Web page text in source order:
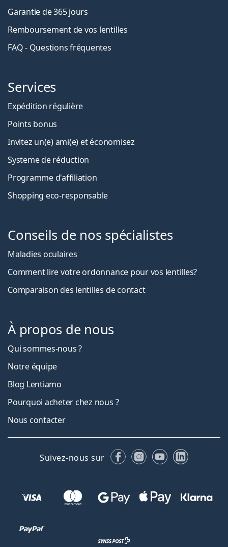
Garantie de 365 jours
Remboursement de vos lentilles
FAQ - Questions fréquentes
Services
Expédition régulière
Points bonus
Invitez un(e) ami(e) et économisez
Systeme de réduction
Programme d'affiliation
Shopping eco-responsable
Conseils de nos spécialistes
Maladies oculaires
Comment lire votre ordonnance pour vos lentilles?
Comparaison des lentilles de contact
À propos de nous
Qui sommes-nous ?
Notre équipe
Blog Lentiamo
Pourquoi acheter chez nous ?
Nous contacter
Suivez-nous sur FacebookInstagram
YouTubeLinkedIn